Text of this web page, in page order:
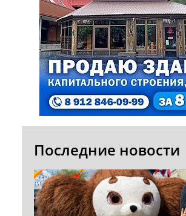
Последние новости